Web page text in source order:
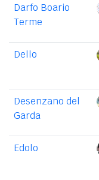
Darfo Boario
Terme
Dello
Desenzano del
Garda
Edolo